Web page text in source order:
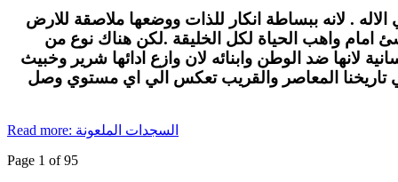
. لانه ببساطة انكار للذات ووضعها ملاصقة للارض
امام واهب الحياة لكل الخليقة .لكن هناك نوع من
لانها ضد الوطن وابنائه لان وازع ادائها شرير وخبيث
تاريخنا المعاصر والقريب تعكس الي اي مستوي وصل
Read more: السجدات الملعونة
Page 1 of 95